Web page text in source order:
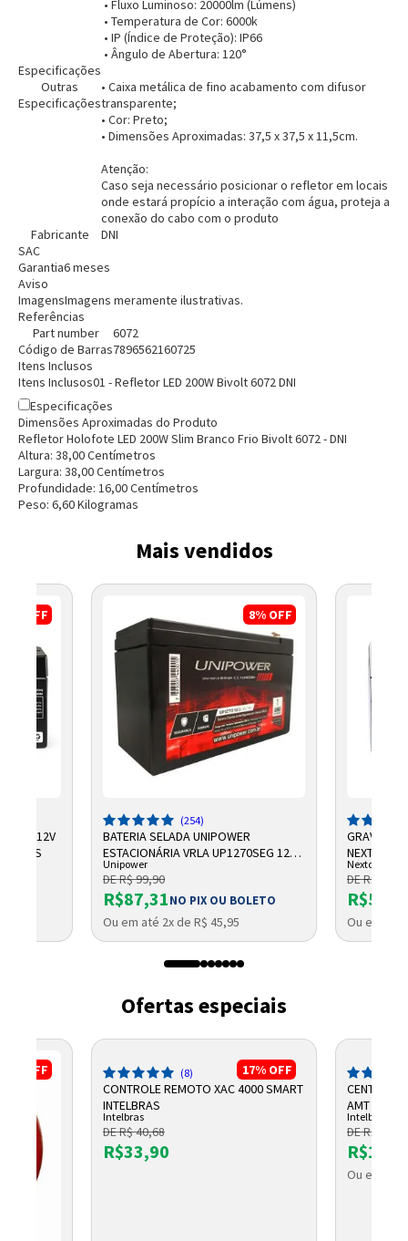
Entrega Flash
Cartão de crédito
Pagamento via Pix
Entendi
Retire na Loja
• Fluxo Luminoso: 20000lm (Lúmens)
• Temperatura de Cor: 6000k
• IP (Índice de Proteção): IP66
• Ângulo de Abertura: 120°
Especificações
Outras
Especificações
• Caixa metálica de fino acabamento com difusor
transparente;
• Cor: Preto;
• Dimensões Aproximadas: 37,5 x 37,5 x 11,5cm.
Atenção:
Caso seja necessário posicionar o refletor em locais
onde estará propício a interação com água, proteja a
conexão do cabo com o produto
Fabricante
DNI
SAC
Garantia6 meses
Aviso
ImagensImagens meramente ilustrativas.
Referências
Part number
6072
Código de Barras7896562160725
Itens Inclusos
Itens Inclusos01 - Refletor LED 200W Bivolt 6072 DNI
Especificações
Dimensões Aproximadas do Produto
Refletor Holofote LED 200W Slim Branco Frio Bivolt 6072 - DNI
Altura: 38,00Centímetros
Largura: 38,00Centímetros
Profundidade: 16,00Centímetros
Peso: 6,60Kilogramas
Mais vendidos
OFF
12V
8% OFF
(254)
BATERIA SELADA UNIPOWER
ESTACIONÁRIA VRLA UP1270SEG 12V
7AH F187
Unipower
DE R$ 99,90
R$87,31NO PIX OU BOLETO
Ou em até 2x de R$ 45,95
NEXTTECH
Nextcall
DE R$
Ou em até
Ofertas especiais
OFF 17% OFF
(8)
CONTROLE REMOTO XAC 4000 SMART
INTELBRAS
Intelbras
DE R$ 40,68
R$33,90
CENTRAL
AMT 2018
Intelbras
DE R$
Ou em até